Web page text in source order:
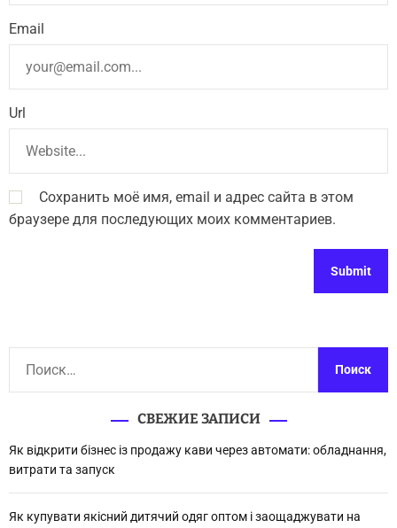
Email
Url
Сохранить моё имя, email и адрес сайта в этом
браузере для последующих моих комментариев.
и
:
СВЕЖИЕ ЗАПИСИ
Як відкрити бізнес із продажу кави через автомати: обладнання,
витрати та запуск
Як купувати якісний дитячий одяг оптом і заощаджувати на